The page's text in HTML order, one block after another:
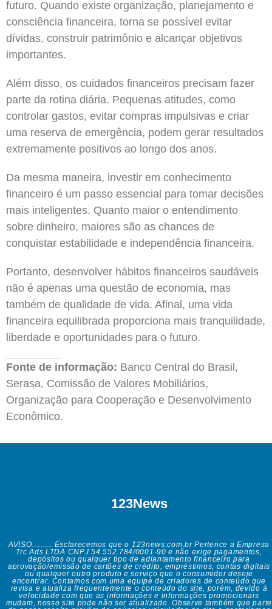
futuro. Quando existe organização, planejamento e
consciência financeira, torna se possível evitar
dívidas, construir patrimônio e alcançar objetivos
importantes.
Além disso, os cuidados financeiros precisam fazer
parte da rotina diária. Pequenas atitudes, como
controlar gastos, evitar compras impulsivas e criar
uma reserva de emergência, podem gerar resultados
extremamente positivos ao longo dos anos.
Da mesma maneira, investir em conhecimento
financeiro é um passo essencial para tomar decisões
mais inteligentes. Quanto maior o entendimento
sobre dinheiro, maiores são as chances de
conquistar estabilidade e independência financeira.
Portanto, desenvolver hábitos financeiros saudáveis
não é apenas uma questão de economia, mas
também de qualidade de vida. Afinal, uma vida
financeira equilibrada proporciona mais tranquilidade,
liberdade e oportunidades para o futuro.
Fonte de informação: Banco Central do Brasil,
Serasa, Comissão de Valores Mobiliários,
Organização para Cooperação e Desenvolvimento
Econômico.
123News
AVISO......... Esclarecemos que o 123news.com.br Pertence a Empresa
Trc Ads LTDA CNPJ 54.552.784/0001-90 e não exige pagamentos,
depósitos ou qualquer tipo de adiantamento financeiro para
aprovação/emissão de cartões de crédito, empréstimos, contas digitais
ou qualquer outro produto e serviço que o consumidor deseje
encontrar. Contamos com uma equipe de criadores de conteúdo que
revisa e atualiza frequentemente o conteúdo do site, porém, devido à
velocidade com que as informações e informações promocionais
mudam, nosso site pode não ser atualizado. Observe também que parte